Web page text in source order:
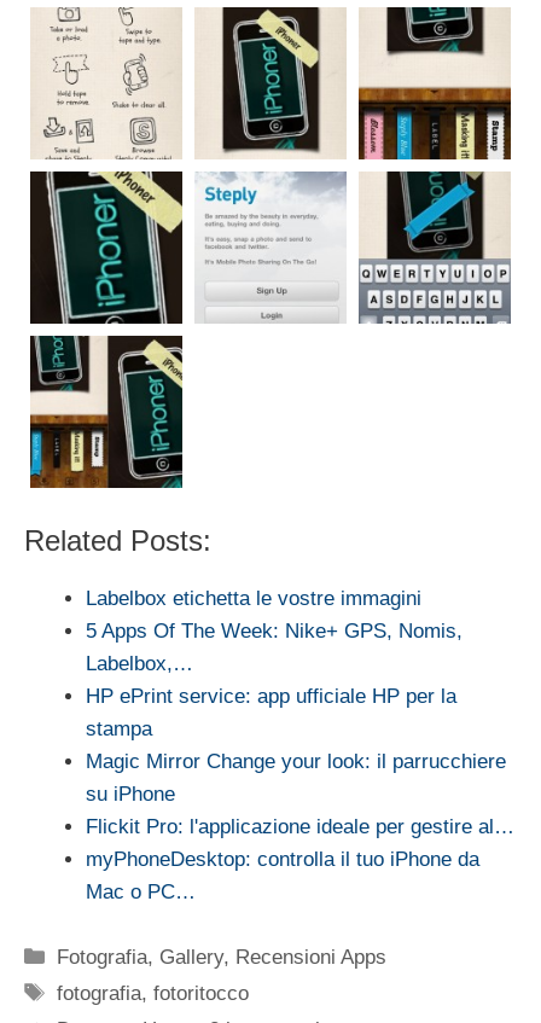
Related Posts:
Labelbox etichetta le vostre immagini
5 Apps Of The Week: Nike+ GPS, Nomis,
Labelbox,…
HP ePrint service: app ufficiale HP per la
stampa
Magic Mirror Change your look: il parrucchiere
su iPhone
Flickit Pro: l'applicazione ideale per gestire al…
myPhoneDesktop: controlla il tuo iPhone da
Mac o PC…
Categorie
Fotografia, Gallery, Recensioni Apps
Tag
fotografia,fotoritocco